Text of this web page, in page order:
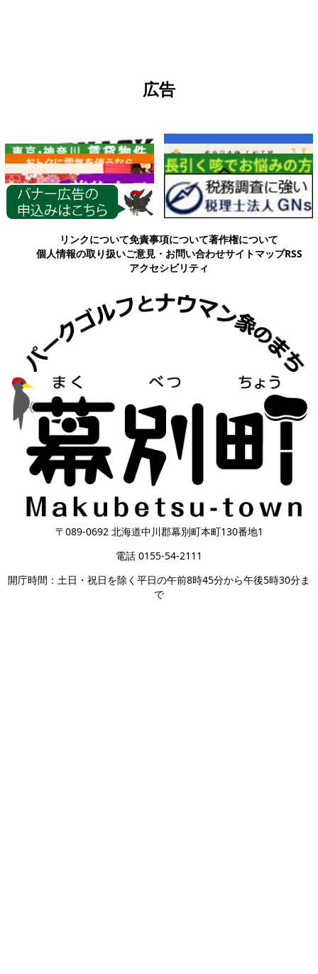
広告
各種情報
リンクについて免責事項について著作権について
個人情報の取り扱いご意見・お問い合わせサイトマップRSS
アクセシビリティ
〒089-0692 北海道中川郡幕別町本町130番地1
電話 0155-54-2111
開庁時間：土日・祝日を除く平日の午前8時45分から午後5時30分ま
で